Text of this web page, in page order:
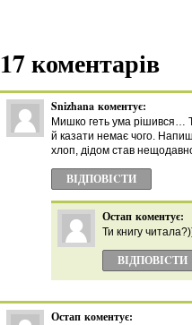
17 коментарів
Snizhana коментує:
Мишко геть ума рішився…
й казати немає чого.
хлоп, дідом став
ВІДПОВІCТИ
Остап коментує:
Ти книгу
ВІДПОВІCТИ
Остап коментує: